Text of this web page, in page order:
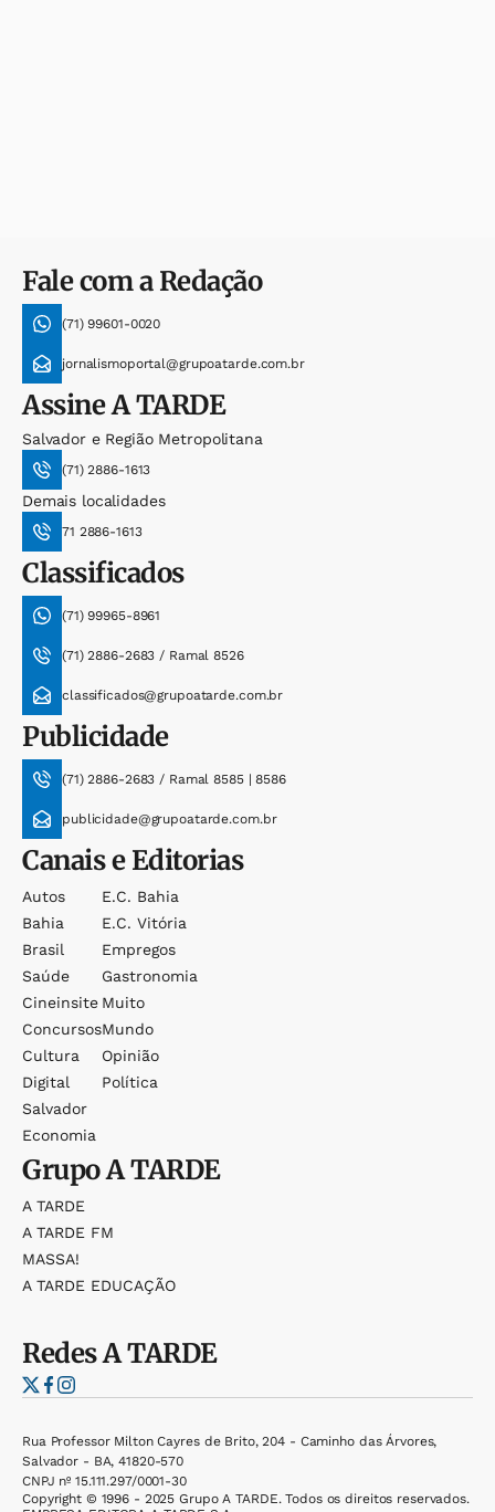
Fale com a Redação
(71) 99601-0020
jornalismoportal@grupoatarde.com.br
AssineA TARDE
Salvador e Região Metropolitana
(71) 2886-1613
Demais localidades
71 2886-1613
Classificados
(71) 99965-8961
(71) 2886-2683 / Ramal 8526
classificados@grupoatarde.com.br
Publicidade
(71) 2886-2683 / Ramal 8585 | 8586
publicidade@grupoatarde.com.br
Canais e Editorias
Autos
Bahia
Brasil
Saúde
Cineinsite
Concursos
Cultura
Digital
Salvador
Economia
E.c. Bahia
E.c. Vitória
Empregos
Gastronomia
Muito
Mundo
Opinião
Política
GrupoA TARDE
A TARDE
A TARDE FM
MASSA!
A TARDE EDUCAÇÃO
RedesA TARDE
Rua Professor Milton Cayres de Brito, 204 - Caminho das Árvores,
Salvador - BA, 41820-570
CNPJ nº 15.111.297/0001-30
Copyright © 1996 - 2025 Grupo A TARDE. Todos os direitos reservados.